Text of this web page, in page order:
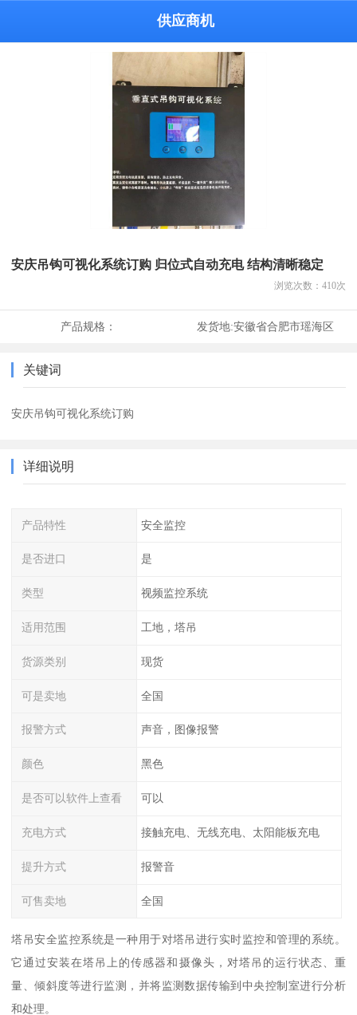
供应商机
安庆吊钩可视化系统订购 归位式自动充电 结构清晰稳定
浏览次数： 410次
产品规格： 发货地:安徽省合肥市瑶海区
关键词
安庆吊钩可视化系统订购
详细说明
产品特性 安全监控
是否进口 是
类型 视频监控系统
适用范围 工地，塔吊
货源类别 现货
可是卖地 全国
报警方式 声音，图像报警
颜色 黑色
是否可以软件上查看 可以
充电方式 接触充电、无线充电、太阳能板充电
提升方式 报警音
可售卖地 全国
塔吊安全监控系统是一种用于对塔吊进行实时监控和管理的系统。
它通过安装在塔吊上的传感器和摄像头，对塔吊的运行状态、重
量、倾斜度等进行监测，并将监测数据传输到中央控制室进行分析
和处理。